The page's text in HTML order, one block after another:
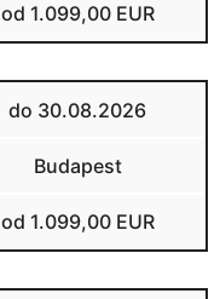
od 1.099,00 EUR
do 30.08.2026
Budapest
od 1.099,00 EUR